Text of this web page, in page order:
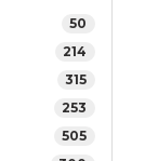
50
214
315
253
505